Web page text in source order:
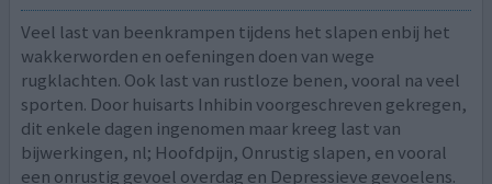
Veel last van beenkrampen tijdens het slapen enbij het
wakkerworden en oefeningen doen van wege
rugklachten. Ook last van rustloze benen, vooral na veel
sporten. Door huisarts Inhibin voorgeschreven gekregen,
dit enkele dagen ingenomen maar kreeg last van
bijwerkingen, nl; Hoofdpijn, Onrustig slapen, en vooral
een onrustig gevoel overdag en Depressieve gevoelens.